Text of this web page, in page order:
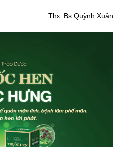
Ths. Bs Quỳnh Xuân